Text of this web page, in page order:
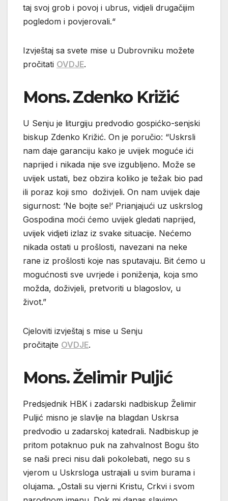
taj svoj grob i povoj i ubrus, vidjeli drugačijim
pogledom i povjerovali.“
Izvještaj sa svete mise u Dubrovniku možete
pročitati OVDJE.
Mons. Zdenko Križić
U Senju je liturgiju predvodio gospićko-senjski
biskup Zdenko Križić. On je poručio: “Uskrsli
nam daje garanciju kako je uvijek moguće ići
naprijed i nikada nije sve izgubljeno. Može se
uvijek ustati, bez obzira koliko je težak bio pad
ili poraz koji smo doživjeli. On nam uvijek daje
sigurnost: ‘Ne bojte se!’ Prianjajući uz uskrslog
Gospodina moći ćemo uvijek gledati naprijed,
uvijek vidjeti izlaz iz svake situacije. Nećemo
nikada ostati u prošlosti, navezani na neke
rane iz prošlosti koje nas sputavaju. Bit ćemo u
mogućnosti sve uvrjede i poniženja, koja smo
možda, doživjeli, pretvoriti u blagoslov, u
život.”
Cjeloviti izvještaj s mise u Senju
pročitajte OVDJE.
Mons. Želimir Puljić
Predsjednik HBK i zadarski nadbiskup Želimir
Puljić misno je slavlje na blagdan Uskrsa
predvodio u zadarskoj katedrali. Nadbiskup je
pritom potaknuo puk na zahvalnost Bogu što
se naši preci nisu dali pokolebati, nego su s
vjerom u Uskrsloga ustrajali u svim burama i
olujama. „Ostali su vjerni Kristu, Crkvi i svom